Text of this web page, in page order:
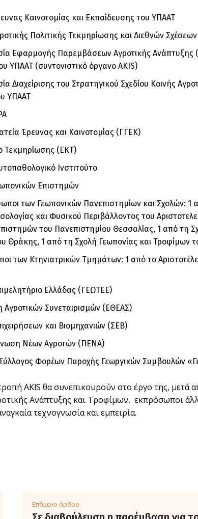
Καινοτομίας και Εκπαίδευσης του ΥΠΑΑΤ
Πολιτικής Τεκμηρίωσης και Διεθνών
Εφαρμογής Παρεμβάσεων Αγροτικής
ΥΠΑΑΤ (συντονιστικό όργανο AKIS)
Διαχείρισης του Στρατηγικού Σχεδίου Κοινής
ΥΠΑΑΤ
Έρευνας και Καινοτομίας (ΓΓΕΚ)
Τεκμηρίωσης (ΕΚΤ)
Ινστιτούτο
Επιστημών
των Γεωπονικών Πανεπιστημίων και Σχολών:
και Φυσικού Περιβάλλοντος του
του Πανεπιστημίου Θεσσαλίας, 1 από τη
Θράκης, 1 από τη Σχολή Γεωπονίας και Τροφίμων
των Κτηνιατρικών Τμημάτων: 1 από το
Ελλάδας (ΓΕΩΤΕΕ)
Αγροτικών Συνεταιρισμών (ΕΘΕΑΣ)
και Βιομηχανιών (ΣΕΒ)
Νέων Αγροτών (ΠΕΝΑ)
Φορέων Παροχής Γεωργικών Συμβουλών
AKlS θα συνεπικουρούν στο έργο της,
Ανάπτυξης και Τροφίμων, εκπρόσωποι
τεχνογνωσία και εμπειρία.
Επόμενο άρθρο